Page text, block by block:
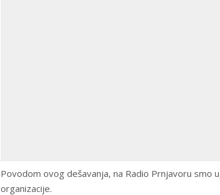
Povodom ovog dešavanja, na Radio Prnjavoru smo
organizacije.